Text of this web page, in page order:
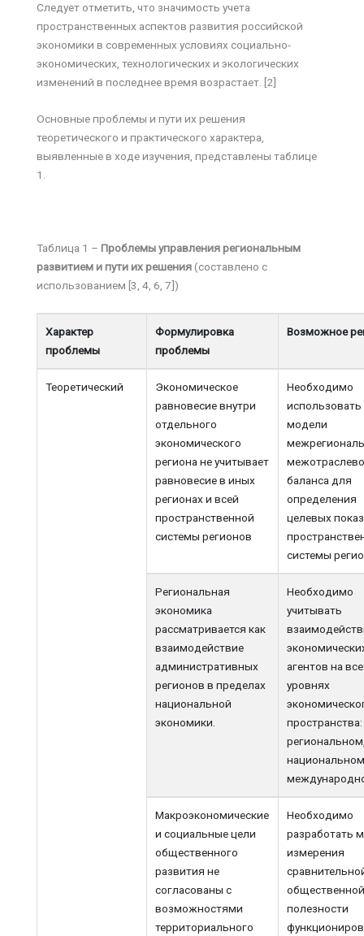
Следует отметить, что значимость учета
пространственных аспектов развития российской
экономики в современных условиях социально-
экономических, технологических и экологических
изменений в последнее время возрастает. [2]
Основные проблемы и пути их решения
теоретического и практического характера,
выявленные в ходе изучения, представлены таблице
1.
Таблица 1 – Проблемы управления региональным
развитием и пути их решения (составлено с
использованием [3, 4, 6, 7])
Характер
проблемы
Формулировка
проблемы
Возможное
Теоретический
Экономическое
равновесие внутри
отдельного
экономического
региона не учитывает
равновесие в иных
регионах и всей
пространственной
системы регионов
Необходимо
использовать
модели
баланса для
определения
целевых
системы
Региональная
экономика
рассматривается как
взаимодействие
административных
регионов в пределах
национальной
экономики.
Необходимо
учитывать
агентов на
уровнях
пространства:
Макроэкономические
и социальные цели
общественного
развития не
согласованы с
возможностями
территориального
Необходимо
разработать
измерения
полезности